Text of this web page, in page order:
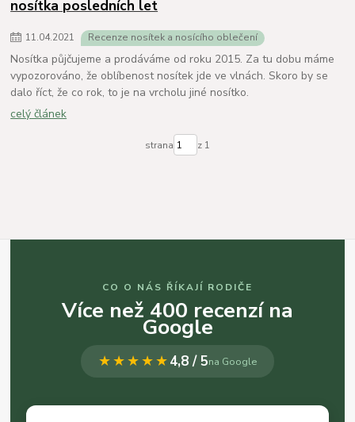
nosítka posledních let
11.04.2021 Recenze nosítek a nosícího oblečení
Nosítka půjčujeme a prodáváme od roku 2015. Za tu dobu máme
vypozorováno, že oblíbenost nosítek jde ve vlnách. Skoro by se
dalo říct, že co rok, to je na vrcholu jiné nosítko.
celý článek
strana z 1
CO O NÁS ŘÍKAJÍ RODIČE
Více než 400 recenzí na
Google
★★★★★4,8 / 5na Google